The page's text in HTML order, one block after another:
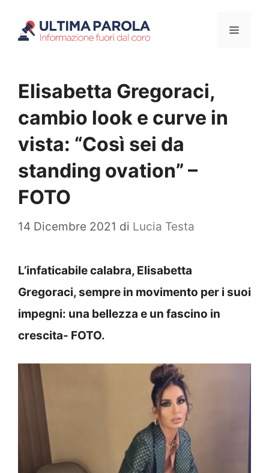
Menu
Elisabetta Gregoraci,
cambio look e curve in
vista: “Così sei da
standing ovation” –
FOTO
14 Dicembre 2021 di Lucia Testa
L’infaticabile calabra, Elisabetta
Gregoraci, sempre in movimento per i suoi
impegni: una bellezza e un fascino in
crescita- FOTO.